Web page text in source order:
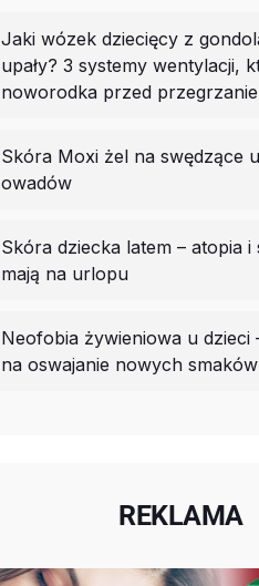
Jaki wózek dziecięcy z
upały? 3 systemy wentylacji,
noworodka przed
Skóra Moxi żel na swędzące
owadów
Skóra dziecka latem – atopia i
mają na urlopu
Neofobia żywieniowa u dzieci
na oswajanie nowych smaków
REKLAMA